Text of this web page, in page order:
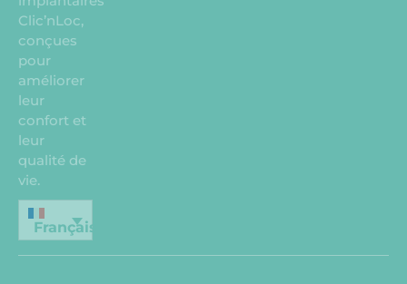
Clic’nLoc,
conçues
pour
améliorer
leur
confort et
leur
qualité de
vie.
Français